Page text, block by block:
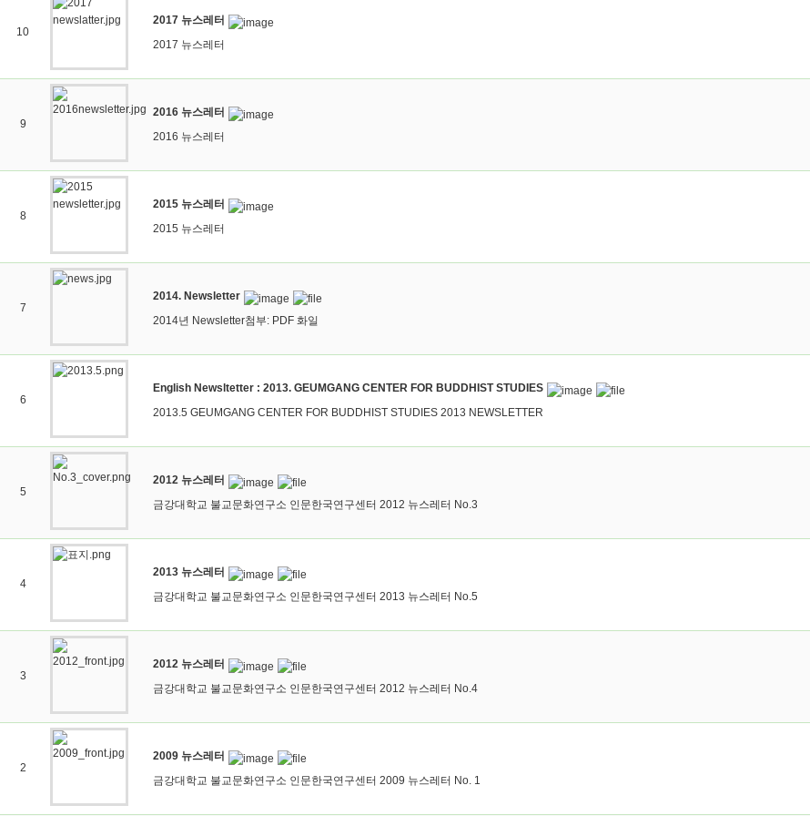
10
2017 뉴스레터
2017 뉴스레터
9
2016 뉴스레터
2016 뉴스레터
8
2015 뉴스레터
2015 뉴스레터
7
2014. Newsletter
2014년 Newsletter첨부: PDF 화일
6
English Newsltetter : 2013. GEUMGANG CENTER FOR BUDDHIST STUDIES
2013.5 GEUMGANG CENTER FOR BUDDHIST STUDIES 2013 NEWSLETTER
5
2012 뉴스레터
금강대학교 불교문화연구소 인문한국연구센터 2012 뉴스레터 No.3
4
2013 뉴스레터
금강대학교 불교문화연구소 인문한국연구센터 2013 뉴스레터 No.5
3
2012 뉴스레터
금강대학교 불교문화연구소 인문한국연구센터 2012 뉴스레터 No.4
2
2009 뉴스레터
금강대학교 불교문화연구소 인문한국연구센터 2009 뉴스레터 No. 1